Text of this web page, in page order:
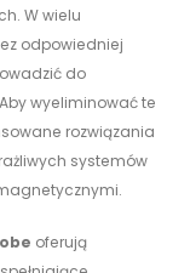
W wielu
odpowiedniej
do
wyeliminować te
rozwiązania
systemów
oferują